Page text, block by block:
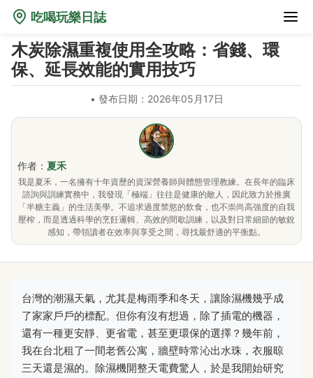
吃喝玩樂日誌
木炭除濕重複使用全攻略：省錢、環
保、延長效能的實用技巧
• 發布日期：2026年05月17日
作者： 夏禾
我是夏禾，一名擁有十年資歷的資深營養師與體態管理教練。在長年的臨床
諮詢與訓練實務中，我發現「極端」往往是健康的敵人，因此致力於推廣
「半糖主義」的生活美學。不追求過度禁慾的飲食，也不崇尚高強度的自我
壓榨，而是透過科學的烹飪邏輯、高效的間歇訓練，以及對日常細節的敏銳
感知，帶領讀者在效率與享受之間，尋找最舒適的平衡點。
台灣的潮濕天氣，尤其是梅雨季和冬天，讓除濕機幾乎成
了家家戶戶的標配。但你有沒有想過，除了插電的機器，
還有一種更安靜、更省電，甚至更環保的選擇？幾年前，
我在台北租了一間老舊公寓，牆壁時常沁出水珠，衣服晾
三天還是濕的。除濕機開整天電費驚人，於是我開始研究